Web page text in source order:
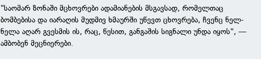
"საომარ ზონაში მცხოვრები ადამიანების მსგავსად, რომელთაც
ბომბებისა და იარაღის მუდმივ ხმაურში უწევთ ცხოვრება, ჩვენც ნელ-
ნელა აღარ გვესმის ის, რაც, წესით, განგაშის სიგნალი უნდა იყოს", —
ამბობენ მეცნიერები.